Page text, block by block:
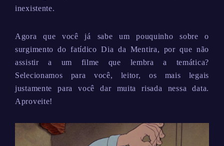
inexistente.
Agora que você já sabe um pouquinho sobre o
surgimento do fatídico Dia da Mentira, por que não
assistir a um filme que lembra a temática?
Selecionamos para você, leitor, os mais legais
justamente para você dar muita risada nessa data.
Aproveite!